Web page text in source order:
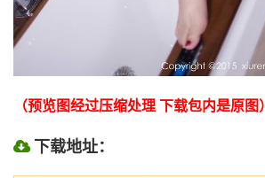
（预览图经过压缩处理 下载包内是原图）
下载地址：